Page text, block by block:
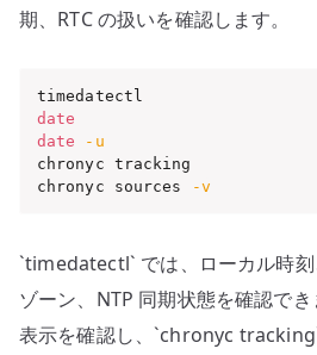
期、RTC の扱いを確認します。
date
date
-u
chronyc tracking
chronyc sources
-v
`timedatectl` では、ローカル時刻
ゾーン、NTP 同期状態を確認で
表示を確認し、`chronyc